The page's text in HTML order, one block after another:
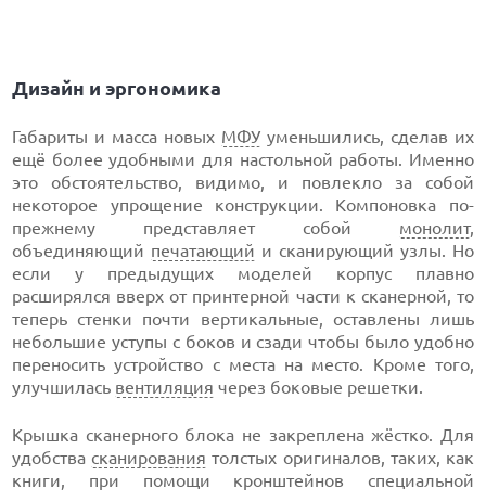
Дизайн и эргономика
Габариты и масса новых МФУуменьшились, сделав их
ещё более удобными для настольной работы. Именно
это обстоятельство, видимо, и повлекло за собой
некоторое упрощение конструкции. Компоновка по-
прежнему представляет собой монолит,
объединяющий печатающий и сканирующий узлы. Но
если у предыдущих моделей корпус плавно
расширялся вверх от принтерной части к сканерной, то
теперь стенки почти вертикальные, оставлены лишь
небольшие уступы с боков и сзади чтобы было удобно
переносить устройство с места на место. Кроме того,
улучшилась вентиляция через боковые решетки.
Крышка сканерного блока не закреплена жёстко. Для
удобства сканирования толстых оригиналов, таких, как
книги, при помощи кронштейнов специальной